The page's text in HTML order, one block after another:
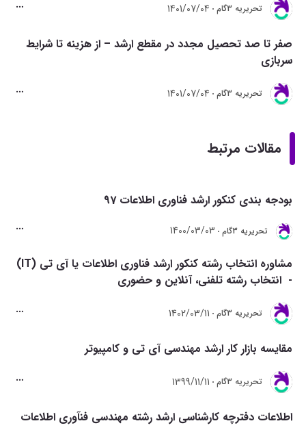
تحريريه 3گام 1401/07/04
صفر تا صد تحصیل مجدد در مقطع ارشد – از هزینه تا شرایط
سربازی
تحريريه 3گام 1401/07/04
مقالات مرتبط
بودجه بندی کنکور ارشد فناوری اطلاعات 97
تحريريه 3گام 1400/03/03
مشاوره انتخاب رشته کنکور ارشد فناوری اطلاعات یا آی تی (IT)
- انتخاب رشته تلفنی، آنلاین و حضوری
تحريريه 3گام 1402/03/11
مقایسه بازار کار ارشد مهندسی آی تی و کامپیوتر
تحريريه 3گام 1399/11/11
اطلاعات دفترچه کارشناسی ارشد رشته مهندسی فنآوری اطلاعات